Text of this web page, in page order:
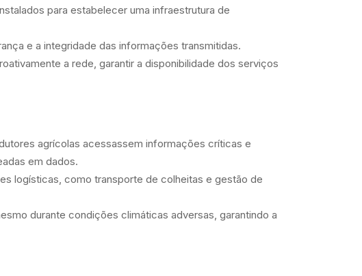
para estabelecer uma infraestrutura de
e a integridade das informações transmitidas.
a rede, garantir a disponibilidade dos serviços
agrícolas acessassem informações críticas e
em dados.
logísticas, como transporte de colheitas e gestão de
durante condições climáticas adversas, garantindo a